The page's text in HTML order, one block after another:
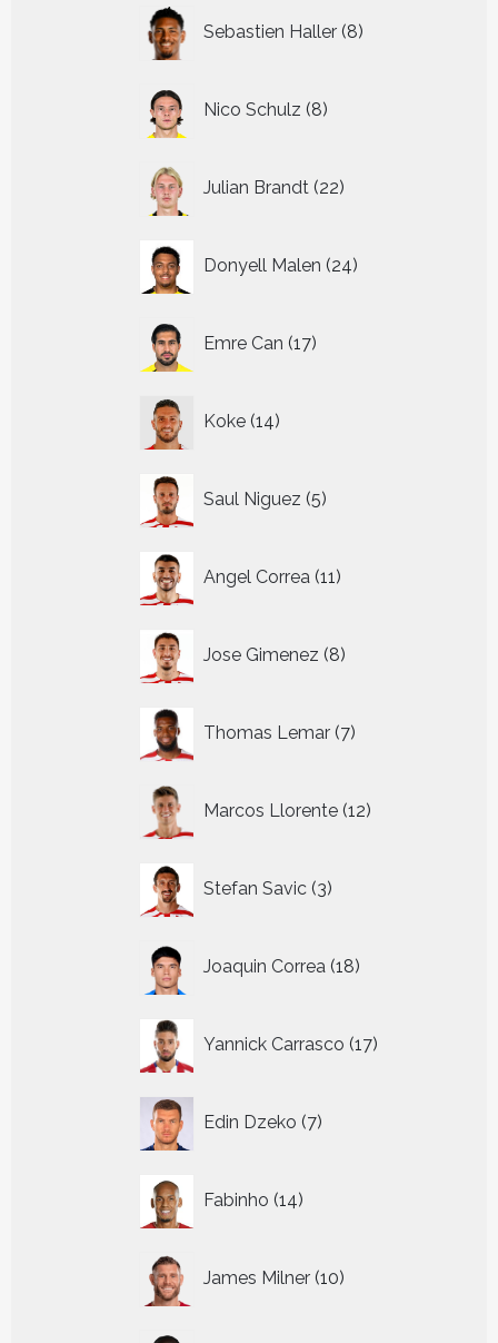
Sebastien Haller 8
producten
Nico Schulz 8
producten
Julian Brandt 22
producten
Donyell Malen 24
producten
Emre Can 17
producten
Koke 14
producten
Saul Niguez 5
producten
Angel Correa 11
producten
Jose Gimenez 8
producten
Thomas Lemar 7
producten
Marcos Llorente 12
producten
Stefan Savic 3
producten
Joaquin Correa 18
producten
Yannick Carrasco 17
producten
Edin Dzeko 7
producten
Fabinho 14
producten
James Milner 10
producten